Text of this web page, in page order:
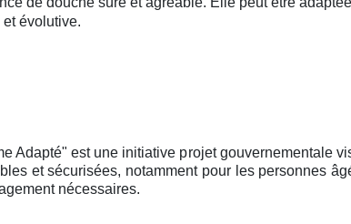
évolutive.
Adapté" est une initiative projet gouvernementale
et sécurisées, notamment pour les personnes
nécessaires.